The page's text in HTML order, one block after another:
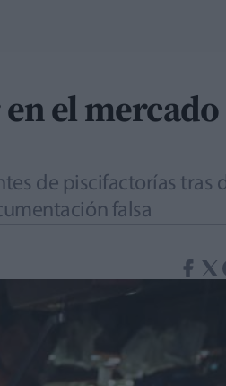
el mercado
de piscifactorías tras
falsa